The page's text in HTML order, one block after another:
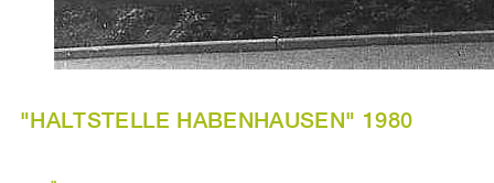
"HALTSTELLE HABENHAUSEN" 1980